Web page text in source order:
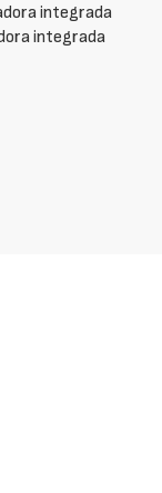
integrada
integrada